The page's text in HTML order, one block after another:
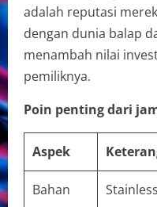
adalah reputasi
dengan dunia balap
menambah nilai
pemiliknya.
Poin penting dari
Aspek
Bahan